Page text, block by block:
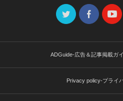
ADGuide-広告＆記事掲載ガ
Privacy policy-プライ